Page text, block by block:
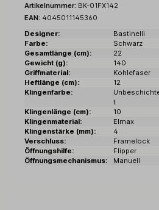
Artikelnummer: BK-01FX142
EAN: 4045011145360
Designer:
Bastinelli
Farbe:
Schwarz
Gesamtlänge (cm):
22
Gewicht (g):
140
Griffmaterial:
Kohlefaser
Heftlänge (cm):
12
Klingenfarbe:
t
Klingenlänge (cm):
10
Klingenmaterial:
Elmax
Klingenstärke (mm):
4
Verschluss:
Framelock
Öffnungshilfe:
Flipper
Öffnungsmechanismus:
Manuell